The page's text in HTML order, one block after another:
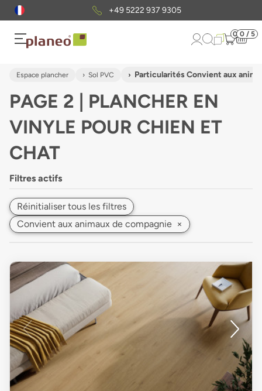
Envoi gratuit d'échantillons
0 0 / 5
Espace plancher Sol PVC Particularités Convient aux
PAGE 2 | PLANCHER EN
VINYLE POUR CHIEN ET
CHAT
Filtres actifs
Réinitialiser tous les filtres
Convient aux animaux de compagnie ×